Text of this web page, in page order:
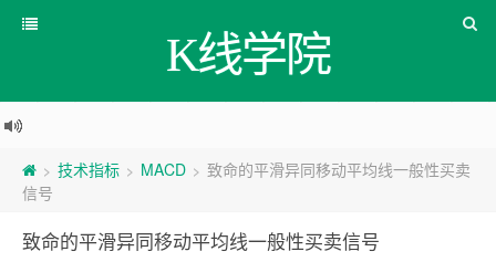
K线学院
> 技术指标 > MACD > 致命的平滑异同移动平均线一般性买卖
信号
致命的平滑异同移动平均线一般性买卖信号